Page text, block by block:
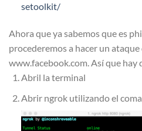
setoolkit/
Ahora que ya sabemos que es
procederemos a hacer un
www.facebook.com. Así que hay
Abril la terminal
Abrir ngrok utilizando el